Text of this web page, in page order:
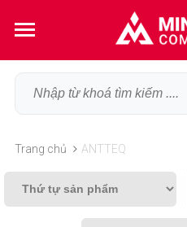
Trang chủ ANTTEQ